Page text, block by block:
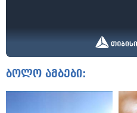
ბოლო ამბები: